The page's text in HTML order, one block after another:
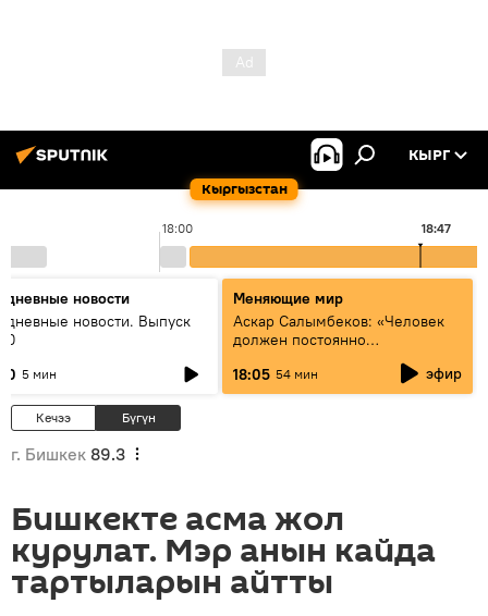
Кыргызстан
КЫРГ
18:00 18:47
новости
новости. Выпуск
5 мин
Меняющие мир
Аскар Салымбеков: «Человек
должен постоянно
18:05 54 мин эфир
Кечээ Бүгүн
г. Бишкек 89.3
Бишкекте асма жол
курулат. Мэр анын кайда
тартыларын айтты